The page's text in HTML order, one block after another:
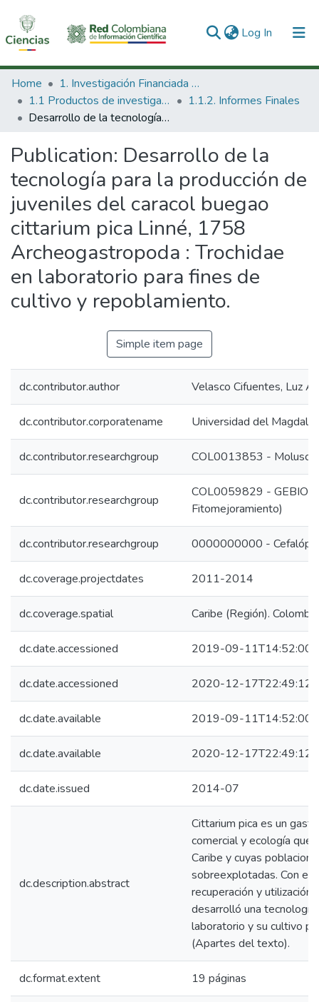
Log In (current)
Communities & Collections
All of DSpace
Home
1. Investigación Financiada con Recursos Públicos
1.1 Productos de investigación
1.1.2. Informes Finales
Desarrollo de la tecnología para la producción de juveniles del caracol buegao cittarium pica Linné, 1758 Archeogastropoda : Trochidae en laboratorio para fines de cultivo y repoblamiento.
Publication: Desarrollo de la
tecnología para la producción de
juveniles del caracol buegao
cittarium pica Linné, 1758
Archeogastropoda : Trochidae
en laboratorio para fines de
cultivo y repoblamiento.
Simple item page
dc.contributor.author Velasco Cifuentes, Luz
dc.contributor.corporatename Universidad del
dc.contributor.researchgroup COL0013853 -
dc.contributor.researchgroup
COL0059829 -
Fitomejoramiento)
dc.contributor.researchgroup 0000000000 -
dc.coverage.projectdates 2011-2014
dc.coverage.spatial Caribe (Región). Colombia
dc.date.accessioned 2019-09-11T14:52:00Z
dc.date.accessioned 2020-12-17T22:49:12Z
dc.date.available 2019-09-11T14:52:00Z
dc.date.available 2020-12-17T22:49:12Z
dc.date.issued 2014-07
dc.description.abstract
Cittarium pica es un
comercial y ecología que
Caribe y cuyas
sobreexplotadas. Con el
recuperación y
desarrolló una
laboratorio y su cultivo
(Apartes del texto).
dc.format.extent 19 páginas